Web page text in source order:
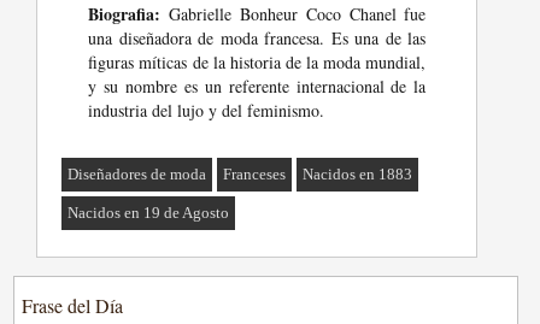
Biografia: Gabrielle Bonheur Coco Chanel fue
una diseñadora de moda francesa. Es una de las
figuras míticas de la historia de la moda mundial,
y su nombre es un referente internacional de la
industria del lujo y del feminismo.
Diseñadores de moda Franceses Nacidos en 1883
Nacidos en 19 de Agosto
Frase del Día